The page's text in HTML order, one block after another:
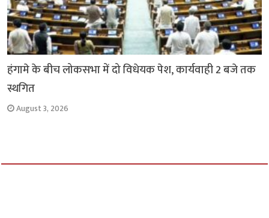
हंगामे के बीच लोकसभा में दो विधेयक पेश, कार्यवाही 2 बजे तक
स्थगित
August 3, 2026